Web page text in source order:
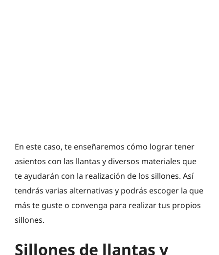
En este caso, te enseñaremos cómo lograr tener
asientos con las llantas y diversos materiales que
te ayudarán con la realización de los sillones. Así
tendrás varias alternativas y podrás escoger la que
más te guste o convenga para realizar tus propios
sillones.
Sillones de llantas y